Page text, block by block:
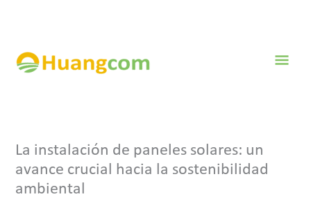
La instalación de paneles solares: un
avance crucial hacia la sostenibilidad
ambiental